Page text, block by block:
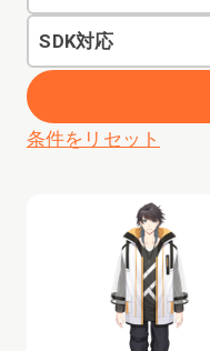
SDK対応
条件をリセット